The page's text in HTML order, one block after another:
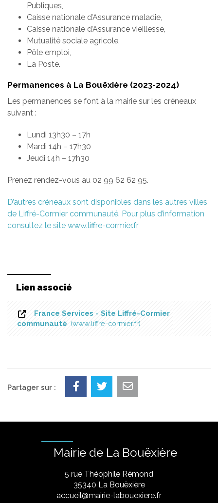
Publiques,
Caisse nationale d’Assurance maladie,
Caisse nationale d’Assurance vieillesse,
Mutualité sociale agricole,
Pôle emploi,
La Poste.
Permanences à La Bouëxière (2023-2024)
Les permanences se font à la mairie sur les créneaux
suivant :
Lundi 13h30 – 17h
Mardi 14h – 17h30
Jeudi 14h – 17h30
Prenez rendez-vous au 02 99 62 62 95.
D’autres créneaux sont disponibles dans les autres villes
de Liffré-Cormier communauté. Pour plus d’information
consultez le site www.liffre-cormier.fr
Lien associé
France Services - Site Liffré-Cormier
communauté
www.liffre-cormier.fr
Partager sur :
Mairie de La Bouëxière
5 rue Théophile Rémond
​35340 La Bouëxière
accueil@mairie-labouexiere.fr